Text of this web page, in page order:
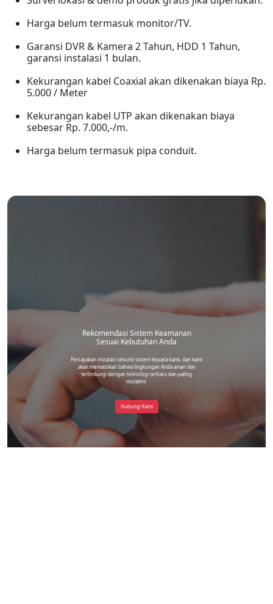
Harga belum termasuk monitor/TV.
Garansi DVR & Kamera 2 Tahun, HDD 1 Tahun,
garansi instalasi 1 bulan.
Kekurangan kabel Coaxial akan dikenakan biaya Rp.
5.000 / Meter
Kekurangan kabel UTP akan dikenakan biaya
sebesar Rp. 7.000,-/m.
Harga belum termasuk pipa conduit.
Rekomendasi Sistem Keamanan
Sesuai Kebutuhan Anda
Percayakan instalasi sekuriti sistem kepada kami, dan kami
akan memastikan bahwa lingkungan Anda aman dan
terlindungi dengan teknologi terbaru dan paling
mutakhir.
Hubungi Kami